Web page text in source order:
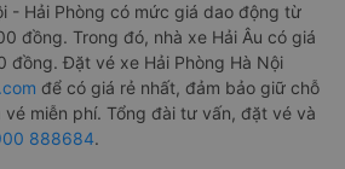
- Hải Phòng có mức giá dao động từ
đồng. Trong đó, nhà xe Hải Âu có giá
đồng. Đặt vé xe Hải Phòng Hà Nội
để có giá rẻ nhất, đảm bảo giữ chỗ
vé miễn phí. Tổng đài tư vấn, đặt vé và
888684.